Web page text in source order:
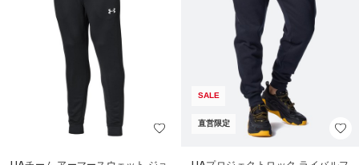
SALE
直営限定